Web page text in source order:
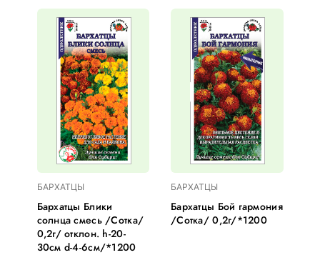
БАРХАТЦЫ
Бархатцы Блики
солнца смесь /Сотка/
0,2г/ отклон. h-20-
30см d-4-6см/*1200
БАРХАТЦЫ
Бархатцы Бой гармония
/Сотка/ 0,2г/*1200